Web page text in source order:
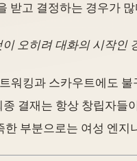
받고 결정하는 경우가
오히려 대화의 시작인
워킹과 스카우트에도
결재는 항상 창립자들
부분으로는 여성 엔